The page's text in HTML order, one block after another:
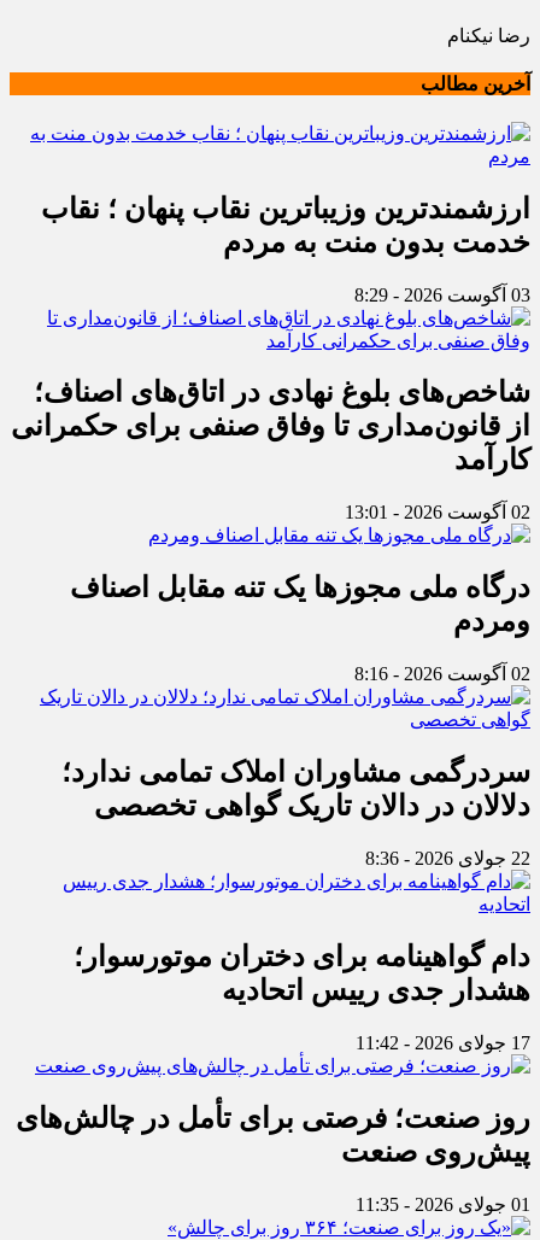
رضا نیکنام
آخرین مطالب
ارزشمندترین وزیباترین نقاب پنهان ؛ نقاب
خدمت بدون منت به مردم
03 آگوست 2026 - 8:29
شاخص‌های بلوغ نهادی در اتاق‌های اصناف؛
از قانون‌مداری تا وفاق صنفی برای حکمرانی
کارآمد
02 آگوست 2026 - 13:01
درگاه ملی مجوزها یک تنه مقابل اصناف
ومردم
02 آگوست 2026 - 8:16
سردرگمی مشاوران املاک تمامی ندارد؛
دلالان در دالان تاریک گواهی تخصصی
22 جولای 2026 - 8:36
دام گواهینامه برای دختران موتورسوار؛
هشدار جدی رییس اتحادیه
17 جولای 2026 - 11:42
روز صنعت؛ فرصتی برای تأمل در چالش‌های
پیش‌روی صنعت
01 جولای 2026 - 11:35